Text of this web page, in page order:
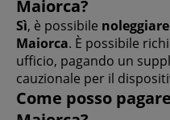
Maiorca?
Sì, è possibile
Maiorca. È possibile
ufficio, pagando un
cauzionale per il
Come posso